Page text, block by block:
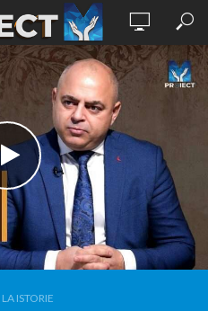
ISTORIE